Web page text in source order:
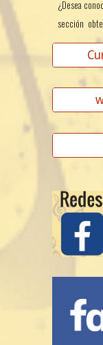
¿Desea
sección